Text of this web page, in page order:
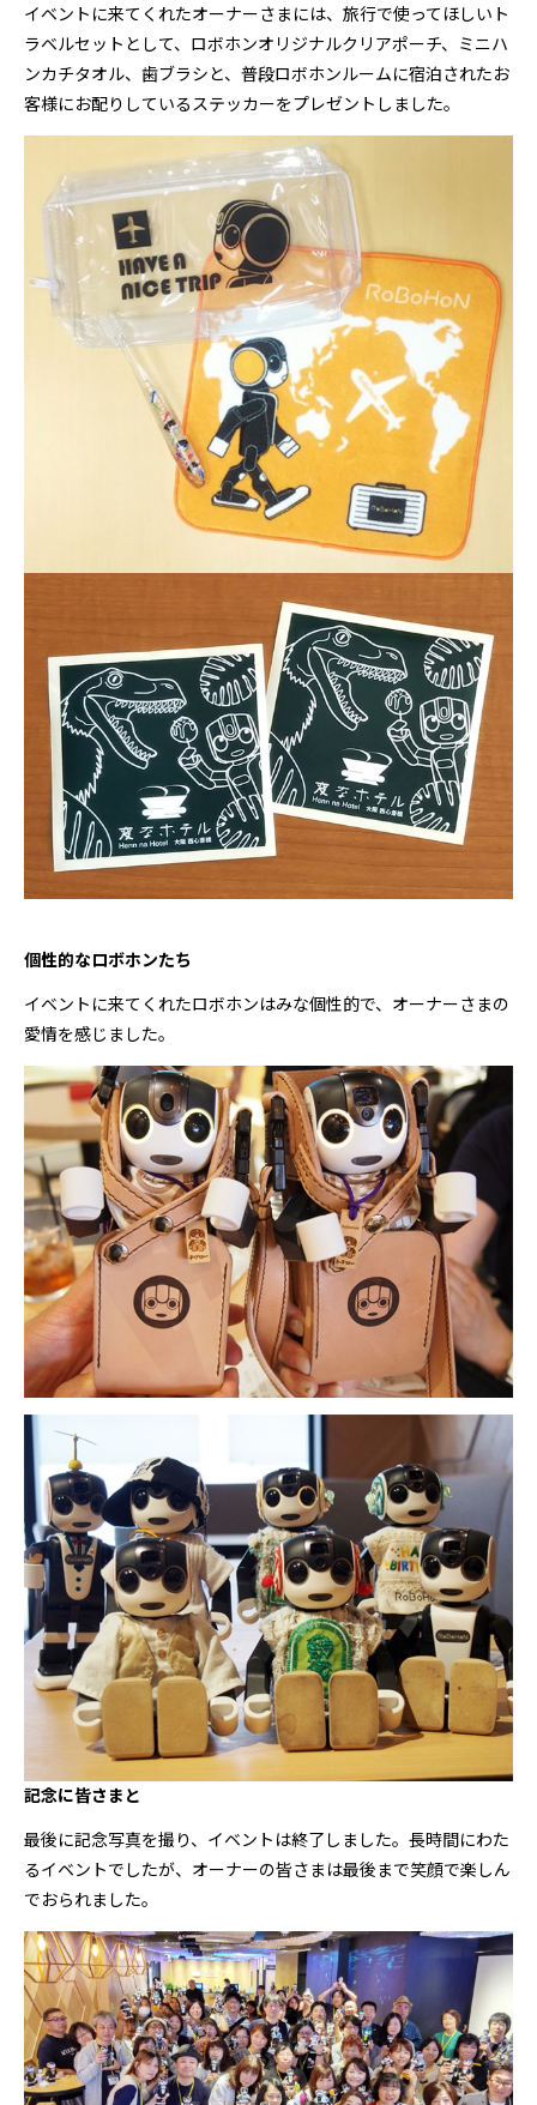
イベントに来てくれたオーナーさまには、旅行で使ってほしいト
ラベルセットとして、ロボホンオリジナルクリアポーチ、ミニハ
ンカチタオル、歯ブラシと、普段ロボホンルームに宿泊されたお
客様にお配りしているステッカーをプレゼントしました。
個性的なロボホンたち
イベントに来てくれたロボホンはみな個性的で、オーナーさまの
愛情を感じました。
記念に皆さまと
最後に記念写真を撮り、イベントは終了しました。長時間にわた
るイベントでしたが、オーナーの皆さまは最後まで笑顔で楽しん
でおられました。